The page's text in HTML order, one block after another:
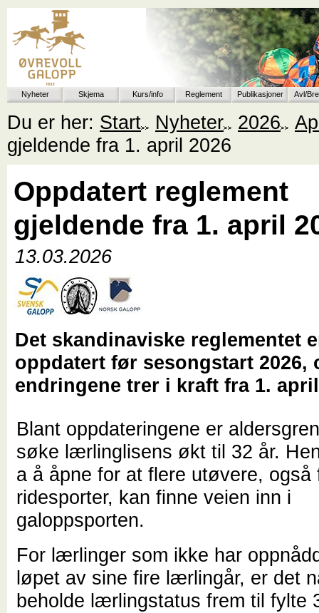
Nyheter Skjema Kurs/info Reglement Publikasjoner Avl/
Du er her: Start Nyheter 2026
gjeldende fra 1. april 2026
Oppdatert reglement
gjeldende fra 1. april
13.03.2026
Det skandinaviske reglementet
oppdatert før sesongstart 2026,
endringene trer i kraft fra 1.
Blant oppdateringene er
søke lærlinglisens økt til 32 år.
a å åpne for at flere utøvere, også
ridesporter, kan finne veien inn i
galoppsporten.
For lærlinger som ikke har
løpet av sine fire lærlingår, er det
beholde lærlingstatus frem til fylte